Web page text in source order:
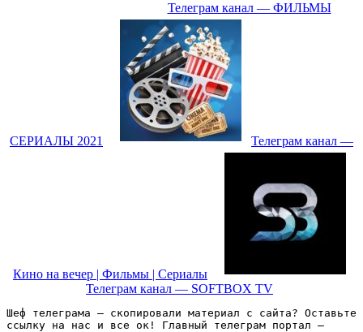
Телеграм канал — ФИЛЬМЫ
СЕРИАЛЫ 2021 Телеграм канал —
Кино на вечер | Фильмы | Сериалы
Телеграм канал — SOFTBOX TV
Шеф телеграма – скопировали материал с сайта? Оставьте
ссылку на нас и все ок! Главный телеграм портал –